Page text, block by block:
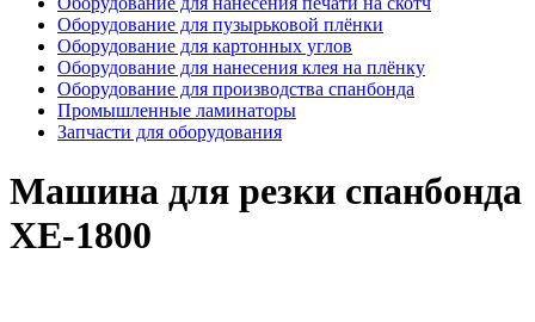
Оборудование для пузырьковой плёнки
Оборудование для картонных углов
Оборудование для нанесения клея на плёнку
Оборудование для производства спанбонда
Промышленные ламинаторы
Запчасти для оборудования
Машина для резки спанбонда
ХЕ-1800